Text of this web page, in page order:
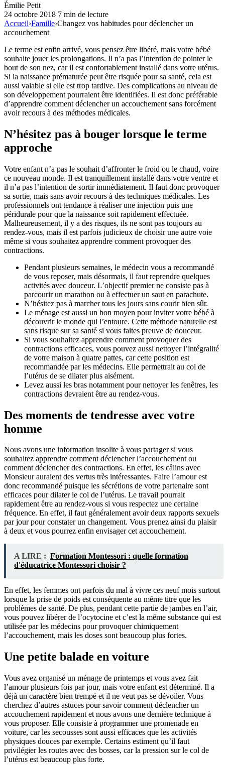
Émilie Petit
24 octobre 2018 7 min de lecture
Accueil›Famille›Changez vos habitudes pour déclencher un
accouchement
Le terme est enfin arrivé, vous pensez être libéré, mais votre bébé
souhaite jouer les prolongations. Il n’a pas l’intention de pointer le
bout de son nez, car il est confortablement installé dans votre utérus.
Si la naissance prématurée peut être risquée pour sa santé, cela est
aussi valable si elle est trop tardive. Des complications au niveau de
son développement pourraient être identifiées. Il est donc préférable
d’apprendre comment déclencher un accouchement sans forcément
avoir recours à des méthodes médicales.
N’hésitez pas à bouger lorsque le terme
approche
Votre enfant n’a pas le souhait d’affronter le froid ou le chaud, voire
ce nouveau monde. Il est tranquillement installé dans votre ventre et
il n’a pas l’intention de sortir immédiatement. Il faut donc provoquer
sa sortie, mais sans avoir recours à des techniques médicales. Les
professionnels ont tendance à réaliser une injection puis une
péridurale pour que la naissance soit rapidement effectuée.
Malheureusement, il y a des risques, ils ne sont pas toujours au
rendez-vous, mais il est parfois judicieux de choisir une autre voie
même si vous souhaitez apprendre comment provoquer des
contractions.
Pendant plusieurs semaines, le médecin vous a recommandé
de vous reposer, mais désormais, il faut reprendre quelques
activités avec douceur. L’objectif premier ne consiste pas à
parcourir un marathon ou à effectuer un saut en parachute.
N’hésitez pas à marcher tous les jours sans courir bien sûr.
Le ménage est aussi un bon moyen pour inviter votre bébé à
découvrir le monde qui l’entoure. Cette méthode naturelle est
sans risque sur sa santé si vous faites preuve de douceur.
Si vous souhaitez apprendre comment provoquer des
contractions efficaces, vous pouvez aussi nettoyer l’intégralité
de votre maison à quatre pattes, car cette position est
recommandée par les médecins. Elle permettrait au col de
l’utérus de se dilater plus aisément.
Levez aussi les bras notamment pour nettoyer les fenêtres, les
contractions devraient être au rendez-vous.
Des moments de tendresse avec votre
homme
Nous avons une information insolite à vous partager si vous
souhaitez apprendre comment déclencher l’accouchement ou
comment déclencher des contractions. En effet, les câlins avec
Monsieur auraient des vertus très intéressantes. Faire l’amour est
donc recommandé puisque les sécrétions de votre partenaire sont
efficaces pour dilater le col de l’utérus. Le travail pourrait
rapidement être au rendez-vous si vous respectez une certaine
fréquence. En effet, il faut généralement avoir deux rapports sexuels
par jour pour constater un changement. Vous prenez ainsi du plaisir
à deux et vous pourrez enfin envisager cet accouchement.
A LIRE : Formation Montessori : quelle formation
d'éducatrice Montessori choisir ?
En effet, les femmes ont parfois du mal à vivre ces neuf mois surtout
lorsque la prise de poids est conséquente au même titre que les
problèmes de santé. De plus, pendant cette partie de jambes en l’air,
vous pouvez libérer de l’ocytocine et c’est la même substance qui est
utilisée par les médecins pour provoquer chimiquement
l’accouchement, mais les doses sont beaucoup plus fortes.
Une petite balade en voiture
Vous avez organisé un ménage de printemps et vous avez fait
l’amour plusieurs fois par jour, mais votre enfant est déterminé. Il a
déjà un caractère bien trempé et il ne veut pas se dévoiler. Vous
cherchez d’autres astuces pour savoir comment déclencher un
accouchement rapidement et nous avons une dernière technique à
vous proposer. Elle consiste à programmer une promenade en
voiture, car les secousses sont aussi efficaces que les activités
physiques douces par exemple. Certains estiment qu’il faut
privilégier les routes avec des bosses, car la pression sur le col de
l’utérus est beaucoup plus forte.